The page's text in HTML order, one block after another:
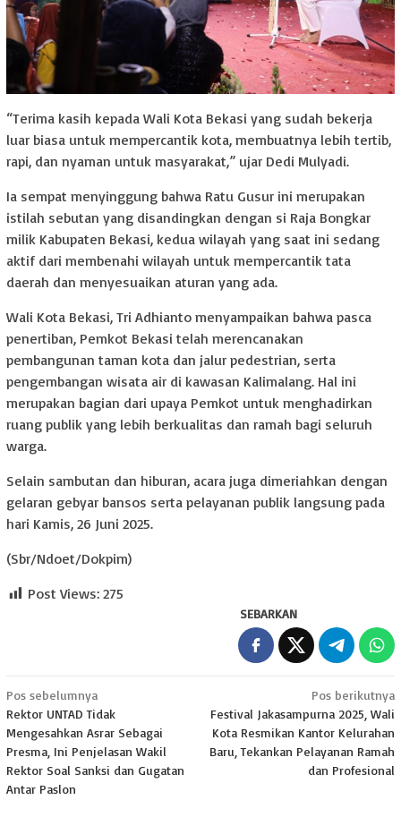
“Terima kasih kepada Wali Kota Bekasi yang sudah bekerja
luar biasa untuk mempercantik kota, membuatnya lebih tertib,
rapi, dan nyaman untuk masyarakat,” ujar Dedi Mulyadi.
Ia sempat menyinggung bahwa Ratu Gusur ini merupakan
istilah sebutan yang disandingkan dengan si Raja Bongkar
milik Kabupaten Bekasi, kedua wilayah yang saat ini sedang
aktif dari membenahi wilayah untuk mempercantik tata
daerah dan menyesuaikan aturan yang ada.
Wali Kota Bekasi, Tri Adhianto menyampaikan bahwa pasca
penertiban, Pemkot Bekasi telah merencanakan
pembangunan taman kota dan jalur pedestrian, serta
pengembangan wisata air di kawasan Kalimalang. Hal ini
merupakan bagian dari upaya Pemkot untuk menghadirkan
ruang publik yang lebih berkualitas dan ramah bagi seluruh
warga.
Selain sambutan dan hiburan, acara juga dimeriahkan dengan
gelaran gebyar bansos serta pelayanan publik langsung pada
hari Kamis, 26 Juni 2025.
(Sbr/Ndoet/Dokpim)
Post Views: 275
SEBARKAN
Navigasi
pos
Pos sebelumnya
Rektor UNTAD Tidak
Mengesahkan Asrar Sebagai
Presma, Ini Penjelasan Wakil
Rektor Soal Sanksi dan Gugatan
Antar Paslon
Pos berikutnya
Festival Jakasampurna 2025, Wali
Kota Resmikan Kantor Kelurahan
Baru, Tekankan Pelayanan Ramah
dan Profesional